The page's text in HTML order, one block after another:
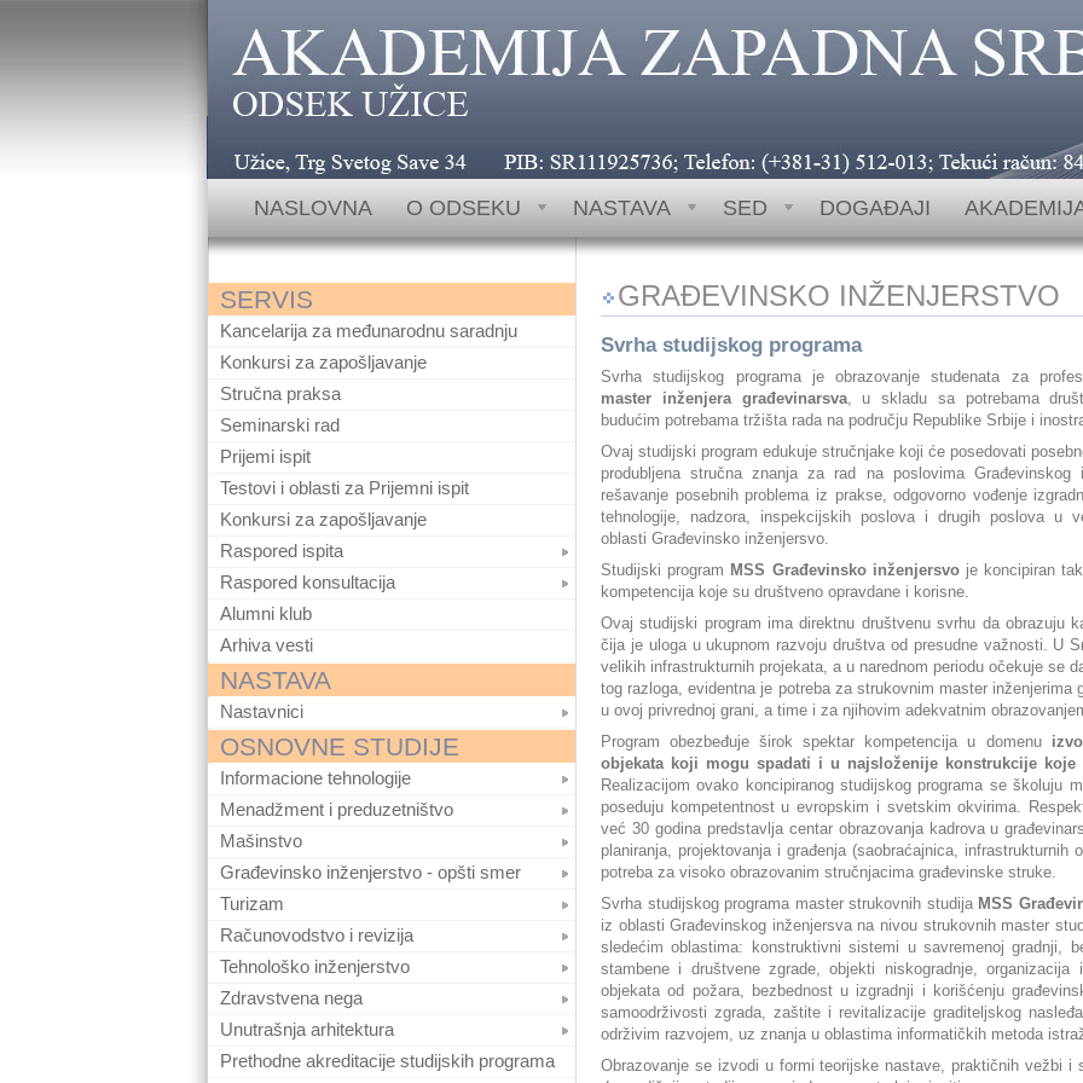
NASLOVNA O ODSEKU NASTAVA SED DOGAĐAJI
SERVIS
Kancelarija za međunarodnu saradnju
Konkursi za zapošljavanje
Stručna praksa
Seminarski rad
Prijemi ispit
Testovi i oblasti za Prijemni ispit
Konkursi za zapošljavanje
Raspored ispita
Raspored konsultacija
Alumni klub
Arhiva vesti
NASTAVA
Nastavnici
OSNOVNE STUDIJE
Informacione tehnologije
Menadžment i preduzetništvo
Mašinstvo
Građevinsko inženjerstvo - opšti smer
Turizam
Računovodstvo i revizija
Tehnološko inženjerstvo
Zdravstvena nega
Unutrašnja arhitektura
Prethodne akreditacije studijskih programa
GRAĐEVINSKO INŽENJERSTVO
Svrha studijskog programa
Svrha studijskog programa je obrazovanje studenata za
master inženjera građevinarsva, u skladu sa potrebama
budućim potrebama tržišta rada na području Republike Srbije i
Ovaj studijski program edukuje stručnjake koji će posedovati
produbljena stručna znanja za rad na poslovima Građevinskog
rešavanje posebnih problema iz prakse, odgovorno vođenje
tehnologije, nadzora, inspekcijskih poslova i drugih poslova u
oblasti Građevinsko inženjersvo.
Studijski program MSS Građevinsko inženjersvoje koncipiran
kompetencija koje su društveno opravdane i korisne.
Ovaj studijski program ima direktnu društvenu svrhu da obrazuju
čija je uloga u ukupnom razvoju društva od presudne važnosti. U
velikih infrastrukturnih projekata, a u narednom periodu očekuje se
tog razloga, evidentna je potreba za strukovnim master
u ovoj privrednoj grani, a time i za njihovim adekvatnim
Program obezbeđuje širok spektar kompetencija u domenu
objekata koji mogu spadati i u najsloženije konstrukcije
Realizacijom ovako koncipiranog studijskog programa se školuju
poseduju kompetentnost u evropskim i svetskim okvirima.
već 30 godina predstavlja centar obrazovanja kadrova u
planiranja, projektovanja i građenja (saobraćajnica,
potreba za visoko obrazovanim stručnjacima građevinske struke.
Svrha studijskog programa master strukovnih studija MSS
iz oblasti Građevinskog inženjersva na nivou strukovnih master
sledećim oblastima: konstruktivni sistemi u savremenoj gradnji,
stambene i društvene zgrade, objekti niskogradnje, organizacija
objekata od požara, bezbednost u izgradnji i korišćenju
samoodrživosti zgrada, zaštite i revitalizacije graditeljskog
održivim razvojem, uz znanja u oblastima informatičkih metoda
Obrazovanje se izvodi u formi teorijske nastave, praktičnih vežbi i